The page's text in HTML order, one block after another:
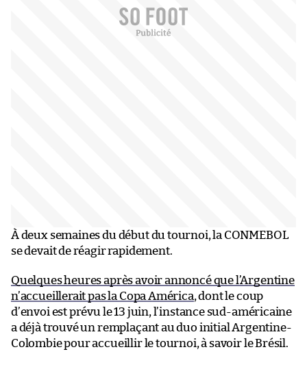
À deux semaines du début du tournoi, la CONMEBOL
se devait de réagir rapidement.
Quelques heures après avoir annoncé que l’Argentine
n’accueillerait pas la Copa América, dont le coup
d’envoi est prévu le 13 juin, l’instance sud-américaine
a déjà trouvé un remplaçant au duo initial Argentine-
Colombie pour accueillir le tournoi, à savoir le Brésil.